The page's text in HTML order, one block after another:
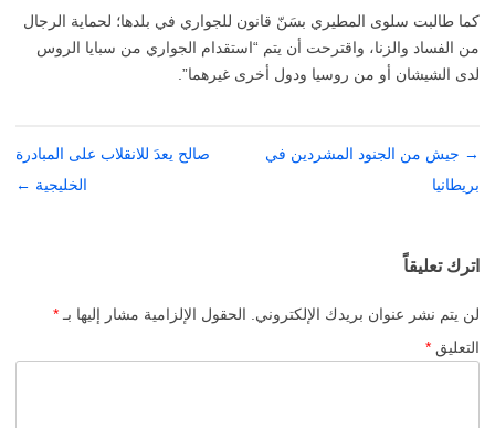
كما طالبت سلوى المطيري بسَنّ قانون للجواري في بلدها؛ لحماية الرجال
من الفساد والزنا، واقترحت أن يتم “استقدام الجواري من سبايا الروس
لدى الشيشان أو من روسيا ودول أخرى غيرهما”.
تصفّح
المقالات
→ جيش من الجنود المشردين في
بريطانيا
صالح يعدَ للانقلاب على المبادرة
الخليجية ←
اترك تعليقاً
لن يتم نشر عنوان بريدك الإلكتروني. الحقول الإلزامية مشار إليها بـ *
التعليق *